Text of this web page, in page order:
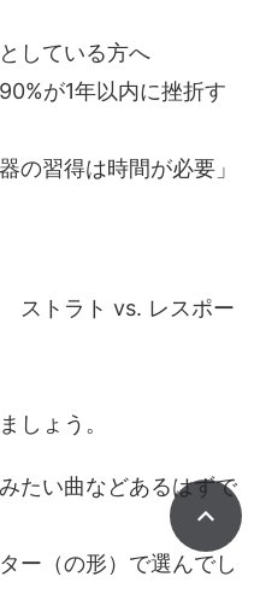
している方へ
が1年以内に挫折す
の習得は時間が必要」
ストラト vs. レスポー
しょう。
たい曲などあるはずで
ー（の形）で選んでし